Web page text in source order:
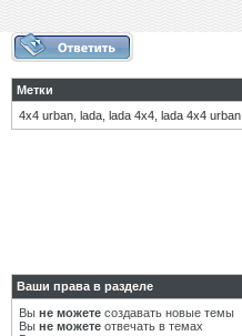
Метки
4х4 urban lada lada 4х4 lada 4х4 urban
Ваши права в разделе
Вы не можете создавать новые темы
Вы не можете отвечать в темах